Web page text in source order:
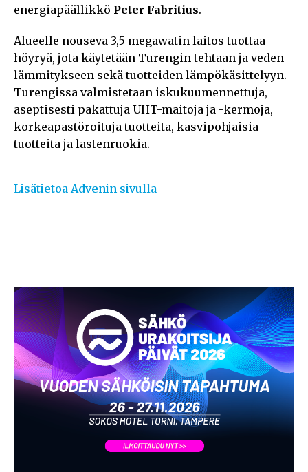
energiapäällikkö Peter Fabritius.
Alueelle nouseva 3,5 megawatin laitos tuottaa
höyryä, jota käytetään Turengin tehtaan ja veden
lämmitykseen sekä tuotteiden lämpökäsittelyyn.
Turengissa valmistetaan iskukuumennettuja,
aseptisesti pakattuja UHT-maitoja ja -kermoja,
korkeapastöroituja tuotteita, kasvipohjaisia
tuotteita ja lastenruokia.
Lisätietoa Advenin sivulla